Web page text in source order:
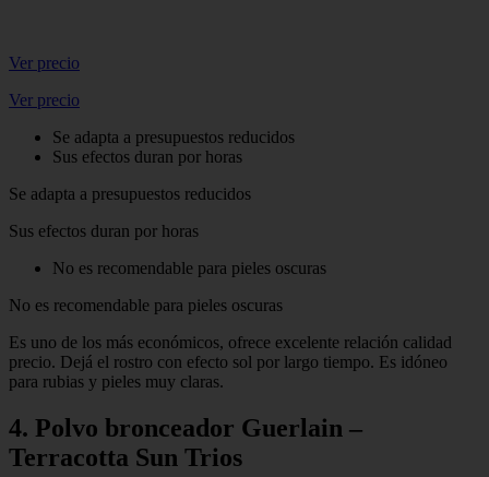
Ver precio
Ver precio
Se adapta a presupuestos reducidos
Sus efectos duran por horas
Se adapta a presupuestos reducidos
Sus efectos duran por horas
No es recomendable para pieles oscuras
No es recomendable para pieles oscuras
Es uno de los más económicos, ofrece excelente relación calidad
precio. Dejá el rostro con efecto sol por largo tiempo. Es idóneo
para rubias y pieles muy claras.
4. Polvo bronceador Guerlain –
Terracotta Sun Trios